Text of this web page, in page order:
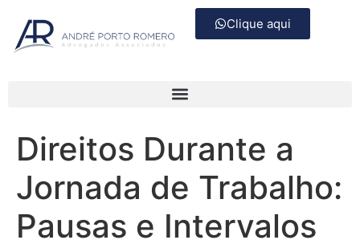
Clique aqui
Direitos Durante a
Jornada de Trabalho:
Pausas e Intervalos